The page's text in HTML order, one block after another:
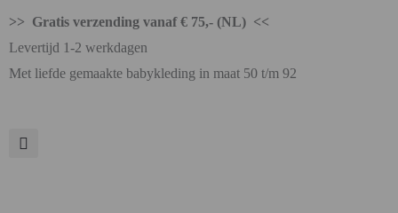
>> Gratis verzending vanaf € 75,- (NL) <<
Levertijd 1-2 werkdagen
Met liefde gemaakte babykleding in maat 50 t/m 92